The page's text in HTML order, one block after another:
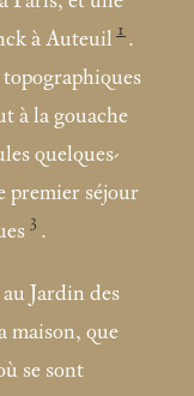
à Auteuil 1 .
à la gouache
quelques-
premier séjour
3 .
Jardin des
maison, que
se sont